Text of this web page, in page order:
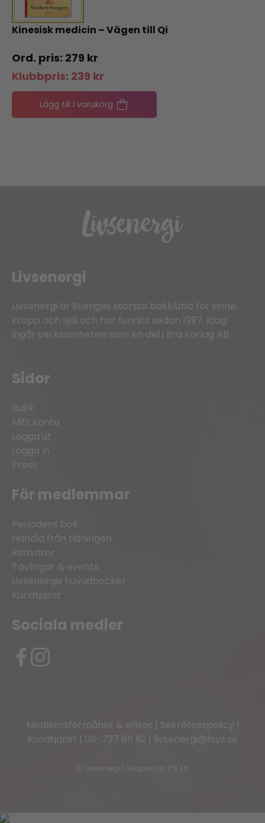
Kinesisk medicin – Vägen till Qi
279 kr
Klubbpris: 239 kr
Lägg till i varukorg
Livsenergi
Livsenergi är Sveriges största bokklubb för sinne,
kropp och själ och har funnits sedan 1997. Idag
ingår verksamheten som en del i Bra Förlag AB.
Sidor
Butik
Mitt konto
Logga ut
Logga in
Press
För medlemmar
Periodens bok
Handla från tidningen
Reavaror
Tävlingar & events
Livsenergis huvudböcker
Kundtjänst
Sociala medier
Medlemsförmåner & villkor | Sekretesspolicy |
Kundtjänst | 08-737 86 92 | livsenergi@fsys.se
© Livsenergi | Skapad av It’s Ed